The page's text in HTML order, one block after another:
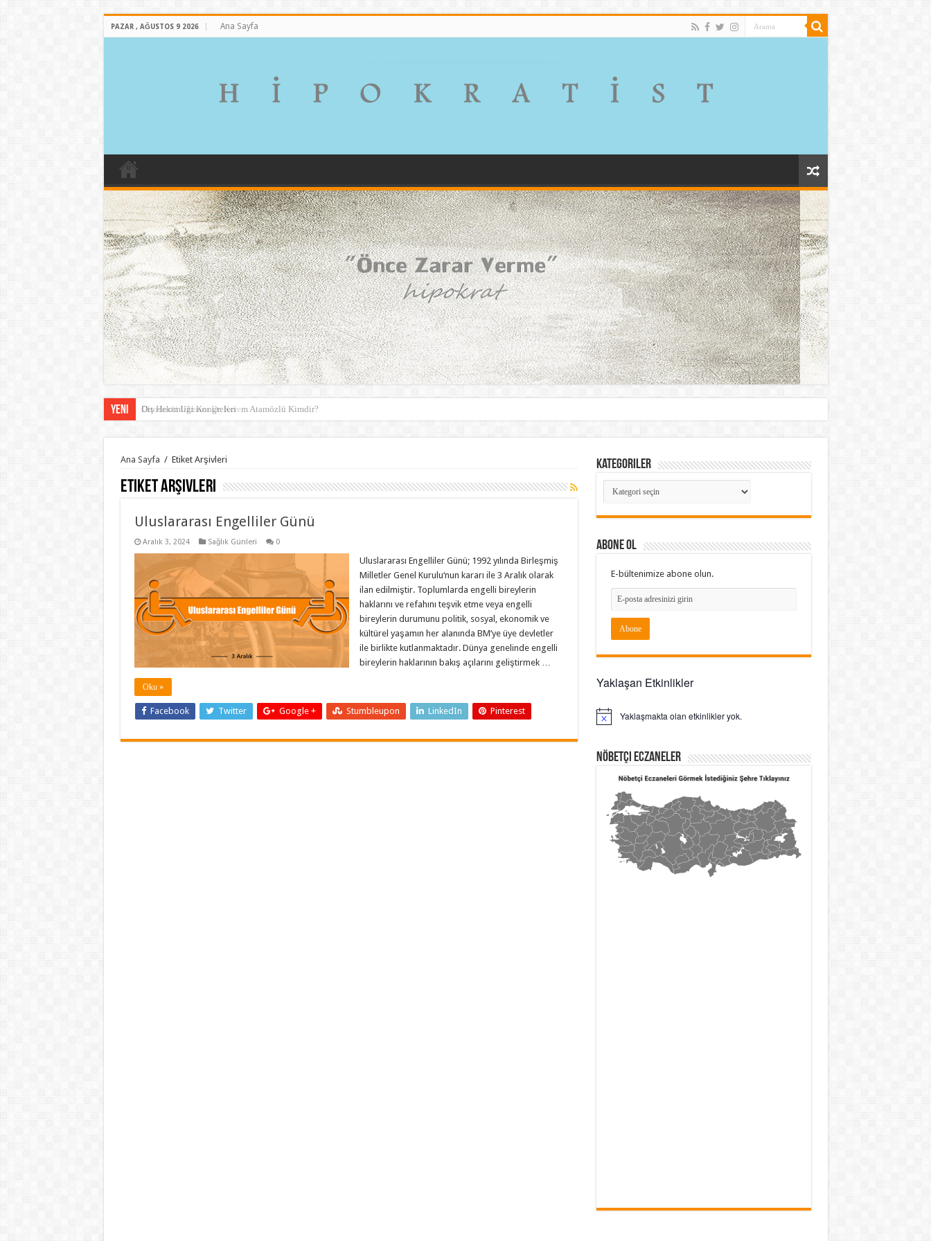
PAZAR , AĞUSTOS 9 2026 Ana Sayfa
Yeni Ortodonti Uzmanı Dr. Kerem Atamözlü Kimdir?
Ana Sayfa / Etiket Arşivleri
Etiket Arşivleri
Uluslararası Engelliler Günü
Aralık 3, 2024 Sağlık Günleri 0
Uluslararası Engelliler Günü; 1992 yılında Birleşmiş
Milletler Genel Kurulu‘nun kararı ile 3 Aralık olarak
ilan edilmiştir. Toplumlarda engelli bireylerin
haklarını ve refahını teşvik etme veya engelli
bireylerin durumunu politik, sosyal, ekonomik ve
kültürel yaşamın her alanında BM’ye üye devletler
ile birlikte kutlanmaktadır. Dünya genelinde engelli
bireylerin haklarının bakış açılarını geliştirmek …
Oku »
Facebook Twitter Google + Stumbleupon LinkedIn Pinterest
Kategoriler
Kategoriler
ABONE OL
E-bültenimize abone olun.
Yaklaşan Etkinlikler
Notice Yaklaşmakta olan etkinlikler yok.
Nöbetçi Eczaneler